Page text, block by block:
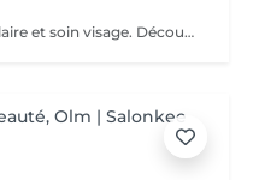
L'alliance parfaite entre soin capillaire et soin visage. Découvrez notre nouveau Head Spa Sublimateur qui marie le meilleur des soins capillaires et des soins visage pour une expérience de bien-être et de beauté complète. Conçu pour sublimer vos cheveux tout en revitalisant votre peau, ce soin est une véritable parenthèse de détente et de régénération. En Quoi Consiste ce soin ? Le Head Spa Sublimateur est un protocole unique qui agit en profondeur sur vos cheveux, votre cuir chevelu et votre visage: - Soin Capillaire Personnalisé: Nettoyage, massage et application de soins adaptés pour purifier le cuir chevelu, renforcer la fibre capillaire et sublimer vos cheveux. - Rituel visage: Un soin ciblé pour hydrater, apaiser et illuminer la peau, en utilisant des produits premium et techniques expertes. - Massage Relaxant: Une gestuelle douce et enveloppante pour une détente absolue, favorisant la circulation et l'oxygénation des tissus. Les Bienfaits - Pour vos cheveux: Un cuir chevelu purifié, des cheveux plus brillants, plus doux et revitalisés en profondeur. - Pour votre peau: Un teint éclatant, une peau repulpée et nourrie, visiblement apaisée. - Pour votre Bien-être: Une relaxation totale et un moment de lâcher-prise unique. Un moment d'exception pour sublimer votre beauté naturelle Un sèche cheveux et des brosses sont mis à votre disposition pour que vous ne repartiez pas avec la tête mouillée